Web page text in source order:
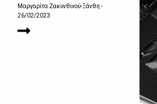
Μαργαρίτα Ζακυνθινού-Ξάνθη -
26/02/2023